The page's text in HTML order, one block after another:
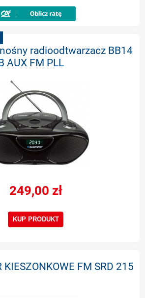
radioodtwarzacz BB14
AUX FM PLL
249,00 zł
KUP PRODUKT
KIESZONKOWE FM SRD 215